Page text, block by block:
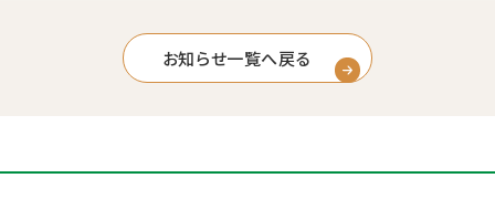
お知らせ一覧へ戻る